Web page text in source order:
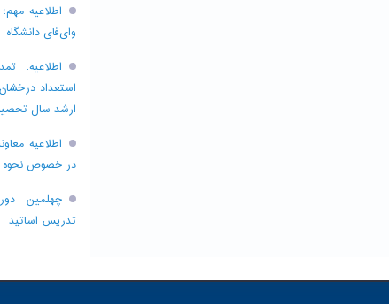
اطلاعیه
وای‌فای دانشگاه
اطلاعیه:
استعداد
ارشد سال تحصیلی ۱۴۰۶-
اطلاعیه
در خصوص نحوه
چهلمین
تدریس اساتید